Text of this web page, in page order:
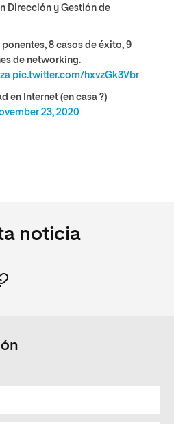
Dirección y Gestión de
8 casos de éxito, 9
de networking.
pic.twitter.com/hxvzGk3Vbr
en Internet (en casa ?)
23, 2020
noticia